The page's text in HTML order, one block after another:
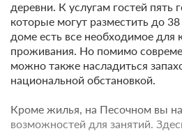
деревни. К услугам гостей пять
которые могут разместить до
доме есть все необходимое для
проживания. Но помимо
можно также насладиться
национальной обстановкой.
Кроме жилья, на Песочном вы
возможностей для занятий.